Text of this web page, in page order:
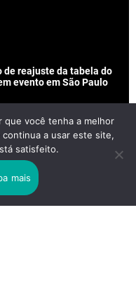
de reajuste da tabela do
evento em São Paulo
financiam evento em
para Boulos
que você tenha a melhor
a usar este site,
satisfeito.
mais